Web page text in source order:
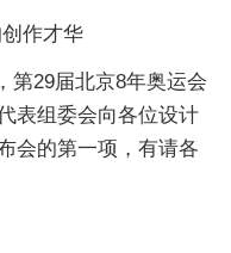
作才华
第29届北京8年奥运会
表组委会向各位设计
会的第一项，有请各